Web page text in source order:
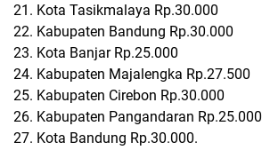
21. Kota Tasikmalaya Rp.30.000
22. Kabupaten Bandung Rp.30.000
23. Kota Banjar Rp.25.000
24. Kabupaten Majalengka Rp.27.500
25. Kabupaten Cirebon Rp.30.000
26. Kabupaten Pangandaran Rp.25.000
27. Kota Bandung Rp.30.000.